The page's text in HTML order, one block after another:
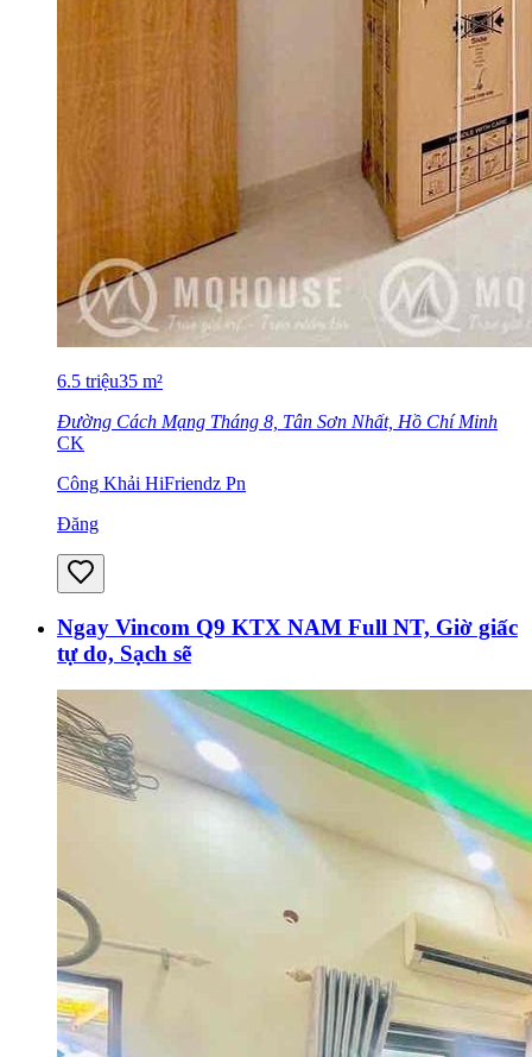
6.5 triệu35 m²
Đường Cách Mạng Tháng 8, Tân Sơn Nhất, Hồ Chí Minh
CK
Công Khải HiFriendz Pn
Đăng
Ngay Vincom Q9 KTX NAM Full NT, Giờ giấc
tự do, Sạch sẽ